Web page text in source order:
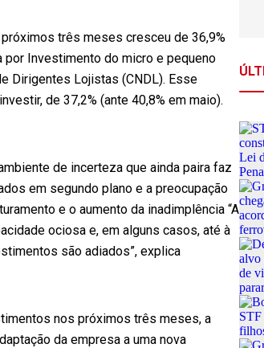
três meses cresceu de 36,9%
por Investimento do micro e pequeno
Dirigentes Lojistas (CNDL). Esse
de 37,2% (ante 40,8% em maio).
de incerteza que ainda paira faz
em segundo plano e a preocupação
e o aumento da inadimplência “A
ociosa e, em alguns casos, até à
são adiados”, explica
nos próximos três meses, a
da empresa a uma nova